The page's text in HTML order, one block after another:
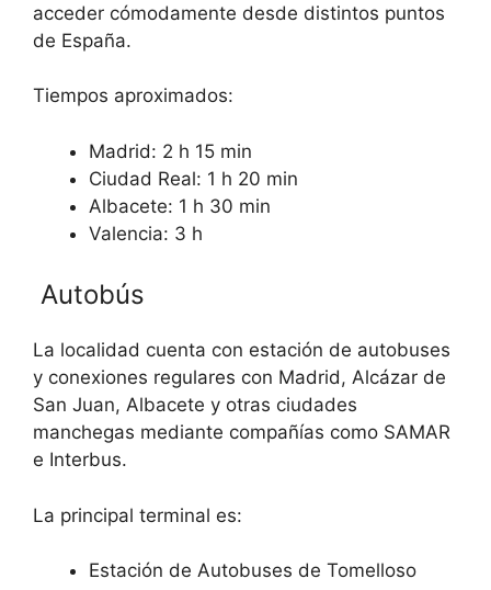
acceder cómodamente desde distintos puntos
de España.
Tiempos aproximados:
Madrid: 2 h 15 min
Ciudad Real: 1 h 20 min
Albacete: 1 h 30 min
Valencia: 3 h
Autobús
La localidad cuenta con estación de autobuses
y conexiones regulares con Madrid, Alcázar de
San Juan, Albacete y otras ciudades
manchegas mediante compañías como SAMAR
e Interbus.
La principal terminal es:
Estación de Autobuses de Tomelloso